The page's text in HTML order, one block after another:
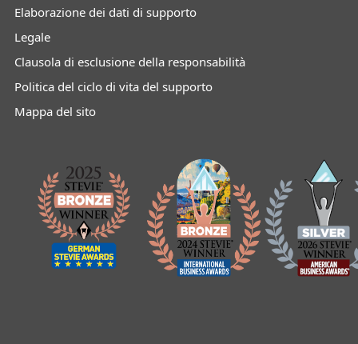
Elaborazione dei dati di supporto
Legale
Clausola di esclusione della responsabilità
Politica del ciclo di vita del supporto
Mappa del sito